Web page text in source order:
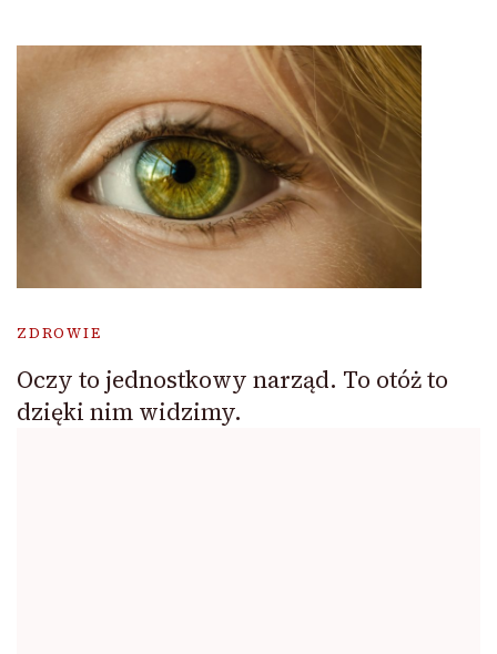
ZDROWIE
Oczy to jednostkowy narząd. To otóż to
dzięki nim widzimy.